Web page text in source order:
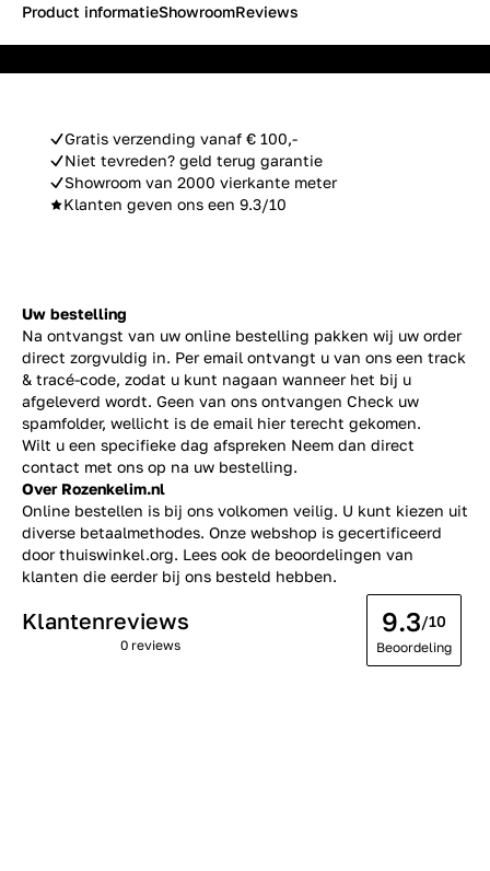
Gratis verzending vanaf € 100,-
Niet tevreden? geld terug garantie
Showroom van 2000 vierkante meter
Klanten geven ons een 9.3/10
Product informatieShowroomReviews
Uw bestelling
Na ontvangst van uw online bestelling pakken wij uw order
direct zorgvuldig in. Per email ontvangt u van ons een track
& tracé-code, zodat u kunt nagaan wanneer het bij u
afgeleverd wordt. Geen van ons ontvangen Check uw
spamfolder, wellicht is de email hier terecht gekomen.
Wilt u een specifieke dag afspreken Neem dan direct
contact met ons op na uw bestelling.
Over Rozenkelim.nl
Online bestellen is bij ons volkomen veilig. U kunt kiezen uit
diverse betaalmethodes. Onze webshop is gecertificeerd
door thuiswinkel.org. Lees ook de beoordelingen van
klanten die eerder bij ons besteld hebben.
Klantenreviews
0 reviews
9.3/10
Beoordeling